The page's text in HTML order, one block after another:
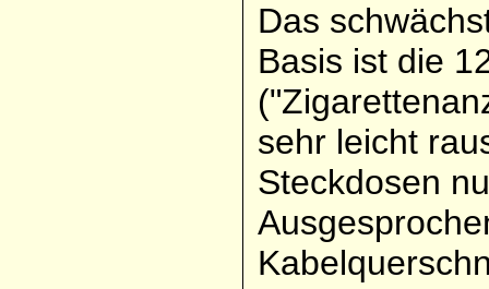
Das
Basis ist die
sehr leicht
Steckdosen